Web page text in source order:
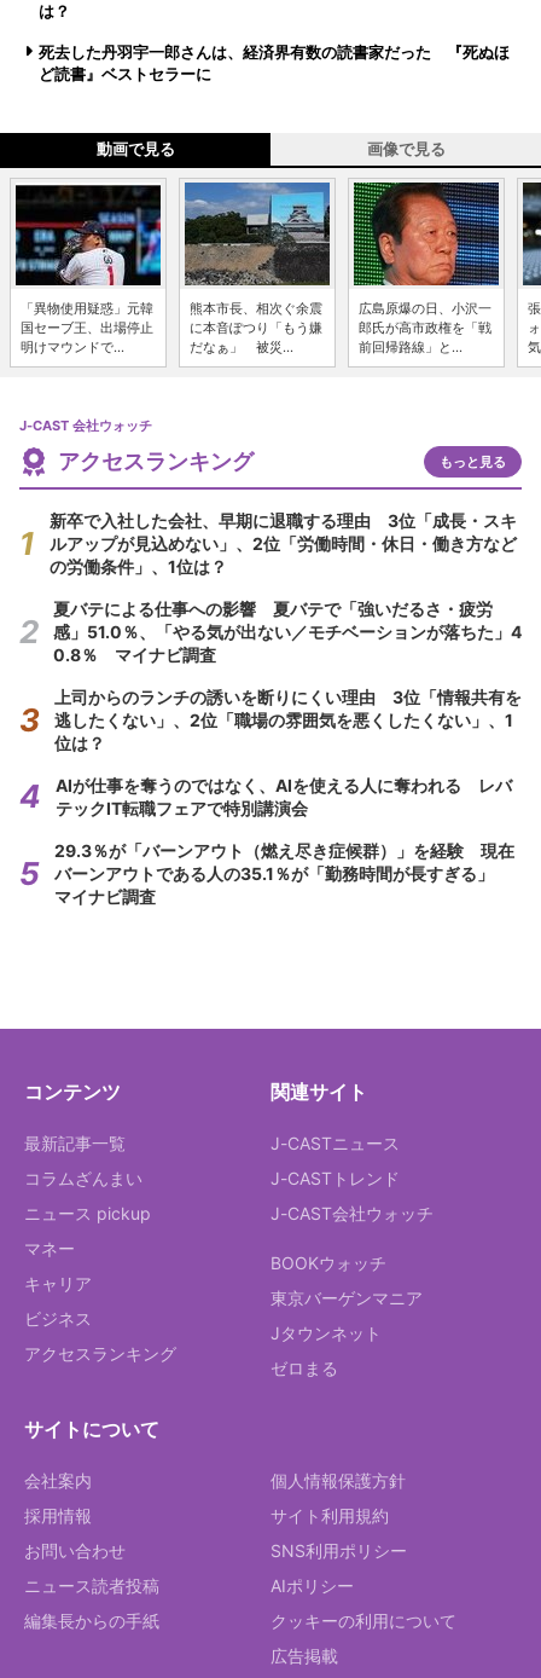
は？
死去した丹羽宇一郎さんは、経済界有数の読書家だった 『死ぬほ
ど読書』ベストセラーに
動画で見る 画像で見る
「異物使用疑惑」元韓
国セーブ王、出場停止
明けマウンドで...
熊本市長、相次ぐ余震
に本音ぽつり「もう嫌
だなぁ」 被災...
広島原爆の日、小沢一
郎氏が高市政権を「戦
前回帰路線」と...
J-CAST 会社ウォッチ
アクセスランキング もっと見る
新卒で入社した会社、早期に退職する理由 3位「成長・スキ
ルアップが見込めない」、2位「労働時間・休日・働き方など
の労働条件」、1位は？
夏バテによる仕事への影響 夏バテで「強いだるさ・疲労
感」51.0％、「やる気が出ない／モチベーションが落ちた」4
0.8％ マイナビ調査
上司からのランチの誘いを断りにくい理由 3位「情報共有を
逃したくない」、2位「職場の雰囲気を悪くしたくない」、1
位は？
AIが仕事を奪うのではなく、AIを使える人に奪われる レバ
テックIT転職フェアで特別講演会
29.3％が「バーンアウト（燃え尽き症候群）」を経験 現在
バーンアウトである人の35.1％が「勤務時間が長すぎる」
マイナビ調査
コンテンツ
最新記事一覧
コラムざんまい
ニュース pickup
マネー
キャリア
ビジネス
アクセスランキング
関連サイト
J-CASTニュース
J-CASTトレンド
J-CAST会社ウォッチ
BOOKウォッチ
東京バーゲンマニア
Jタウンネット
ゼロまる
サイトについて
会社案内
採用情報
お問い合わせ
ニュース読者投稿
編集長からの手紙
個人情報保護方針
サイト利用規約
SNS利用ポリシー
AIポリシー
クッキーの利用について
広告掲載